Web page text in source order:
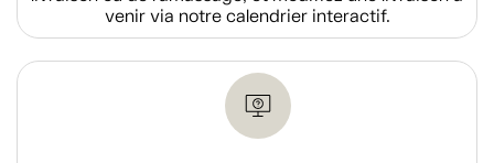
venir via notre calendrier interactif.